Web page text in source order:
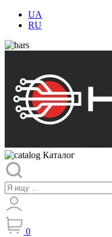
UA
RU
Каталог
0